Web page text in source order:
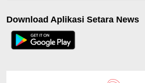
Download Aplikasi Setara News